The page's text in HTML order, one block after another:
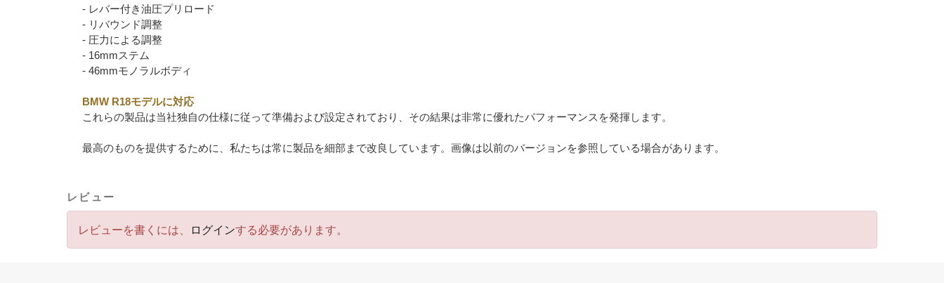
- レバー付き油圧プリロード
- リバウンド調整
- 圧力による調整
- 16mmステム
- 46mmモノラルボディ
BMW R18モデルに対応
これらの製品は当社独自の仕様に従って準備および設定されており、その結果は非常に優れたパフォーマンスを発揮します。
最高のものを提供するために、私たちは常に製品を細部まで改良しています。画像は以前のバージョンを参照している場合があります。
レビュー
レビューを書くには、 ログインする必要があります。